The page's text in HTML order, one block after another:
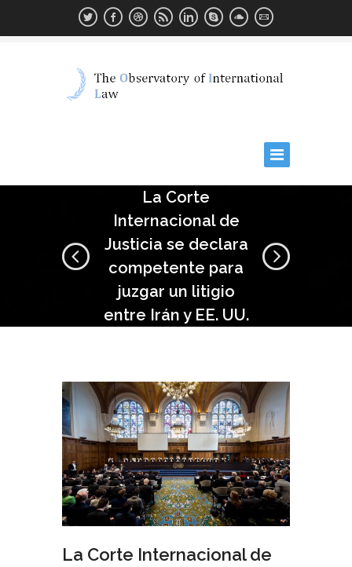
La Corte
Internacional de
Justicia se declara
competente para
juzgar un litigio
entre Irán y EE. UU.
La Corte Internacional de